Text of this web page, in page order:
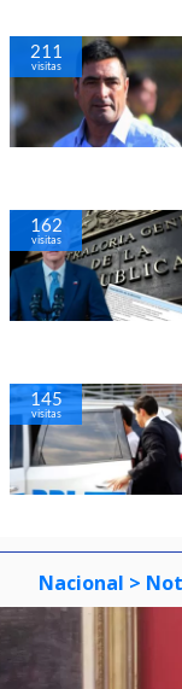
211
visitas
162
visitas
145
visitas
Nacional >